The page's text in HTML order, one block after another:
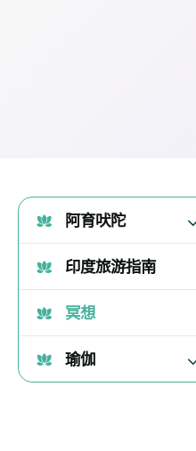
阿育吠陀
印度旅游指南
冥想
瑜伽